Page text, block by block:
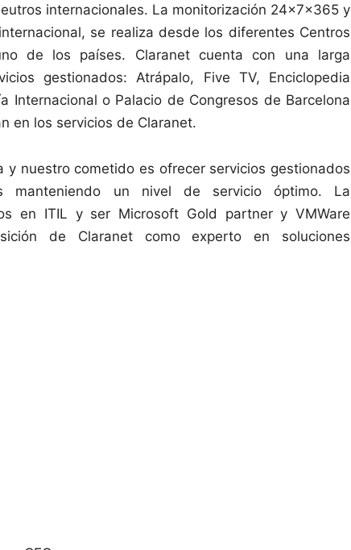
internacionales. La monitorización 24x7x365 y
se realiza desde los diferentes Centros
de los países. Claranet cuenta con una larga
gestionados: Atrápalo, Five TV, Enciclopedia
Internacional o Palacio de Congresos de Barcelona
en los servicios de Claranet.
y nuestro cometido es ofrecer servicios gestionados
manteniendo un nivel de servicio óptimo. La
en ITIL y ser Microsoft Gold partner y VMWare
de Claranet como experto en soluciones